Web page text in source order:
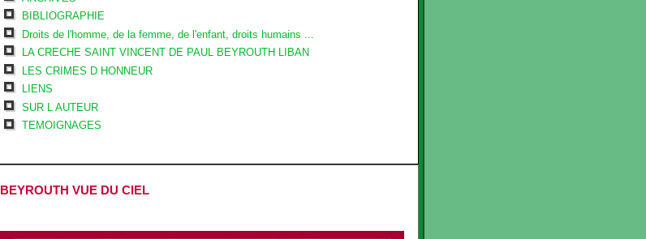
BIBLIOGRAPHIE
Droits de l'homme, de la femme, de l'enfant, droits humains ...
LA CRECHE SAINT VINCENT DE PAUL BEYROUTH LIBAN
LES CRIMES D HONNEUR
LIENS
SUR L AUTEUR
TEMOIGNAGES
BEYROUTH VUE DU CIEL